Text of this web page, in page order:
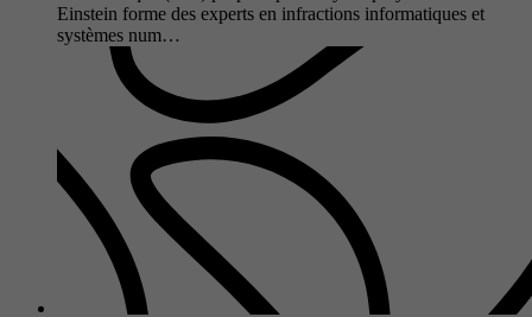
Einstein forme des experts en infractions informatiques et
systèmes num…